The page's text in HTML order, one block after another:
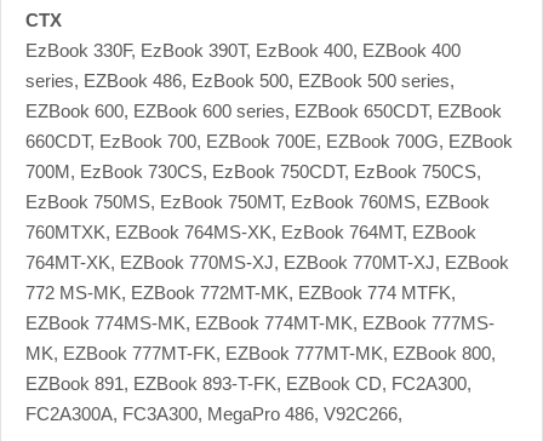
CTX
EzBook 330F, EzBook 390T, EzBook 400, EZBook 400
series, EZBook 486, EzBook 500, EZBook 500 series,
EZBook 600, EZBook 600 series, EZBook 650CDT, EZBook
660CDT, EzBook 700, EZBook 700E, EZBook 700G, EZBook
700M, EzBook 730CS, EzBook 750CDT, EzBook 750CS,
EzBook 750MS, EzBook 750MT, EzBook 760MS, EZBook
760MTXK, EZBook 764MS-XK, EzBook 764MT, EZBook
764MT-XK, EZBook 770MS-XJ, EZBook 770MT-XJ, EZBook
772 MS-MK, EZBook 772MT-MK, EZBook 774 MTFK,
EZBook 774MS-MK, EZBook 774MT-MK, EZBook 777MS-
MK, EZBook 777MT-FK, EZBook 777MT-MK, EZBook 800,
EZBook 891, EZBook 893-T-FK, EZBook CD, FC2A300,
FC2A300A, FC3A300, MegaPro 486, V92C266,